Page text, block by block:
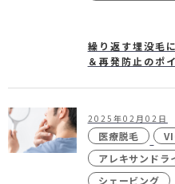
繰り返す埋没毛
＆再発防止のポ
2025年02月02日
医療脱毛
アレキサンドラ
シェービング